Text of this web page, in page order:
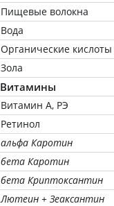
Пищевые волокна
Вода
Органические кислоты
Зола
Витамины
Витамин А, РЭ
Ретинол
альфа Каротин
бета Каротин
бета Криптоксантин
Лютеин + Зеаксантин